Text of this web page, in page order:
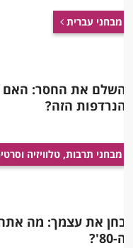
מבחני עברית
את החסר: האם
הזה?
מבחני תרבות, טלוויזיה וסרטים
את עצמך: מה אתה